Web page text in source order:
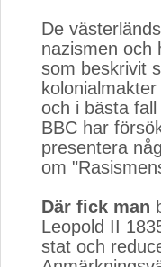
De
nazismen och
som beskrivit
och i bästa
BBC har
presentera
om
Där fick man
Leopold II
stat och